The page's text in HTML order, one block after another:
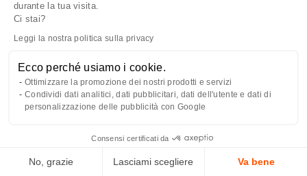
Borraccia termica 40 cl -
Mini Keep Cool Bottle
+13
Marsupio - Banana Trip
+5
durante la tua visita.
Ci stai?
Leggi la nostra politica sulla privacy
Ecco perché usiamo i cookie.
Ottimizzare la promozione dei nostri prodotti e servizi
Condividi dati analitici, dati pubblicitari, dati dell'utente e dati di
personalizzazione delle pubblicità con Google
Consensi certificati da
No, grazie Lasciami scegliere Va bene